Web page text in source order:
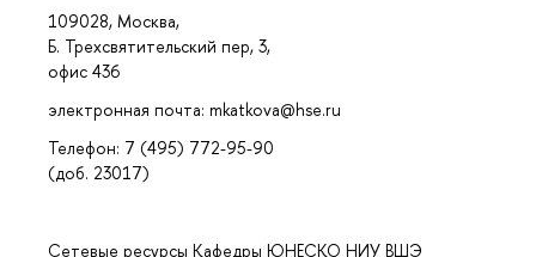
109028, Москва,
Б. Трехсвятительский пер, 3,
офис 436
электронная почта: mkatkova@hse.ru
Телефон: 7 (495) 772-95-90
(доб. 23017)
Сетевые ресурсы Кафедры ЮНЕСКО НИУ ВШЭ